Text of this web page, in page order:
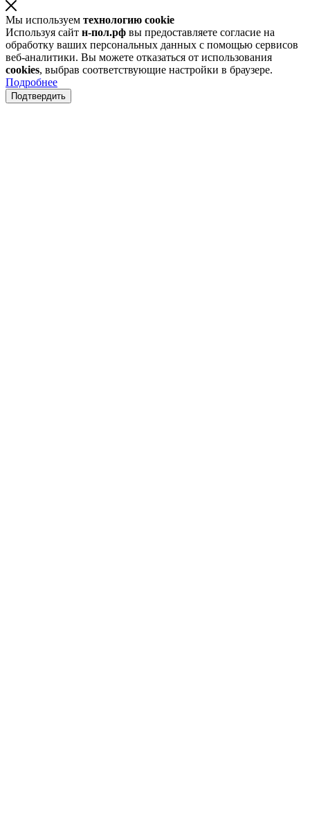
Мы используем технологию cookie
Используя сайт н-пол.рф вы предоставляете согласие на
обработку ваших персональных данных с помощью сервисов
веб-аналитики. Вы можете отказаться от использования
cookies, выбрав соответствующие настройки в браузере.
Подробнее
Подтвердить